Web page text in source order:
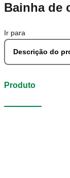
Bainha de
Ir para
Descrição do
Produto